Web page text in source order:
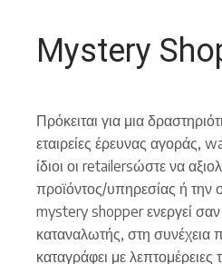
Mystery
Πρόκειται για μια
εταιρείες έρευνας αγοράς,
ίδιοι οι retailersώστε να
προϊόντος/υπηρεσίας ή
mystery shopper ενεργεί σαν
καταναλωτής, στη συνέχεια
καταγράφει με λεπτομέρειες